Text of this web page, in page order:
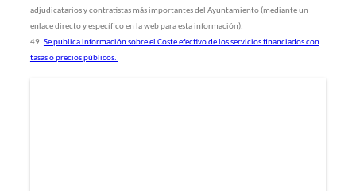
adjudicatarios y contratistas más importantes del Ayuntamiento (mediante un
enlace directo y específico en la web para esta información).
49. Se publica información sobre el Coste efectivo de los servicios financiados con
tasas o precios públicos.